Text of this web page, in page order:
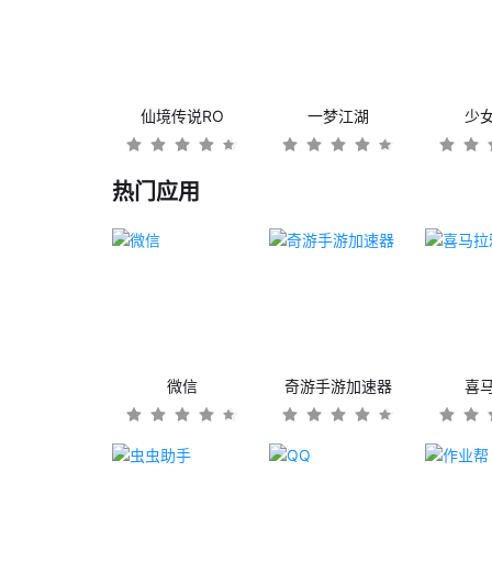
仙境传说RO 一梦江湖 少
热门应用
微信 奇游手游加速器 喜